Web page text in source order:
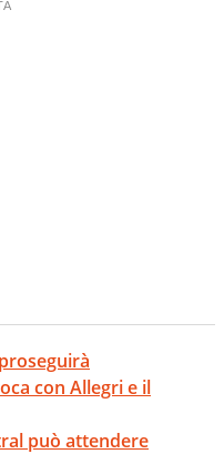
con Allegri e il
può attendere